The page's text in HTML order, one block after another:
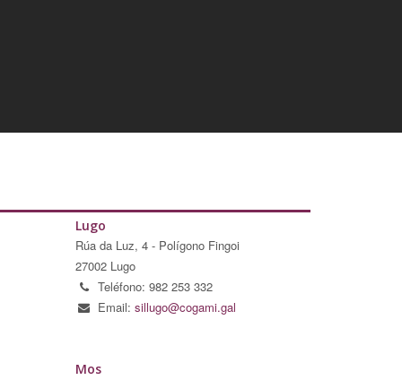
Lugo
Rúa da Luz, 4 - Polígono Fingoi
27002 Lugo
Teléfono: 982 253 332
Email: sillugo@cogami.gal
Mos